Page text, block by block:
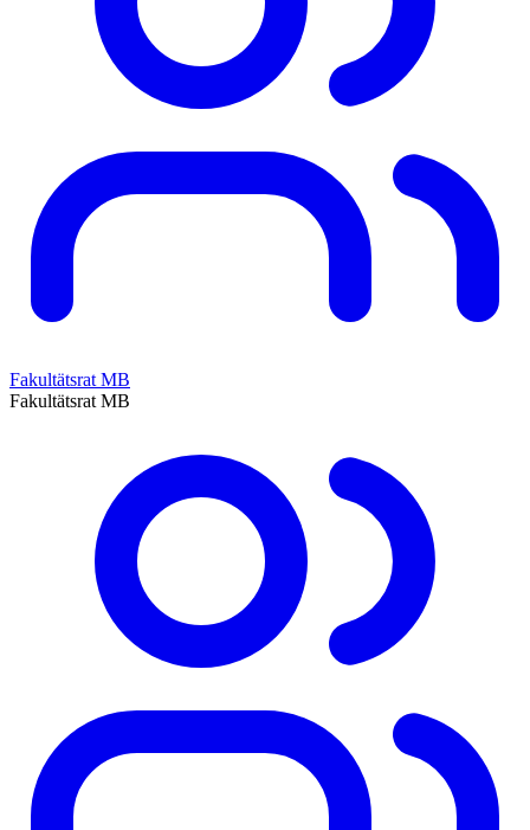
Fakultätsrat MB
Fakultätsrat MB